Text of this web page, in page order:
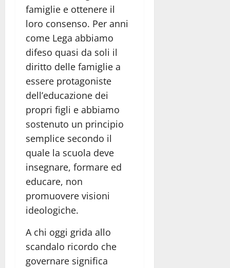
famiglie e ottenere il
loro consenso. Per anni
come Lega abbiamo
difeso quasi da soli il
diritto delle famiglie a
essere protagoniste
dell’educazione dei
propri figli e abbiamo
sostenuto un principio
semplice secondo il
quale la scuola deve
insegnare, formare ed
educare, non
promuovere visioni
ideologiche.
A chi oggi grida allo
scandalo ricordo che
governare significa